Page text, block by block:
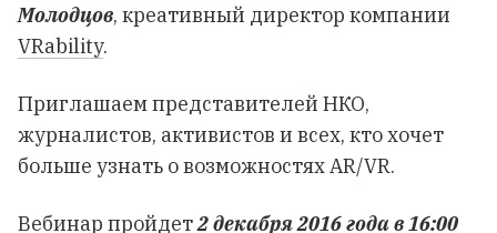
Молодцов, креативный директор компании
VRability.
Приглашаем представителей НКО,
журналистов, активистов и всех, кто хочет
больше узнать о возможностях AR/VR.
Вебинар пройдет2 декабря 2016 годав 16:00